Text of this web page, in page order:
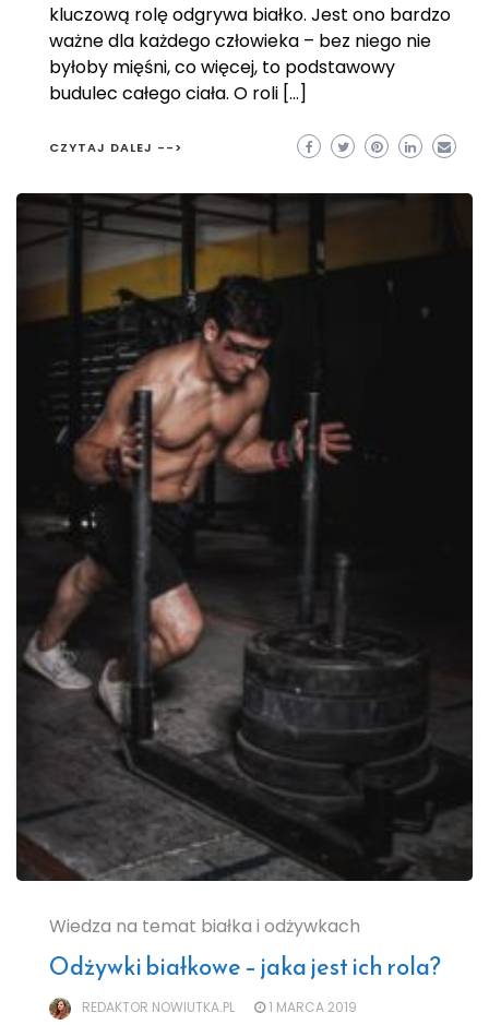
kluczową rolę odgrywa białko. Jest ono bardzo
ważne dla każdego człowieka – bez niego nie
byłoby mięśni, co więcej, to podstawowy
budulec całego ciała. O roli […]
CZYTAJ DALEJ -->
Wiedza na temat białka i odżywkach
Odżywki białkowe – jaka jest ich rola?
REDAKTOR NOWIUTKA.PL 1 MARCA 2019